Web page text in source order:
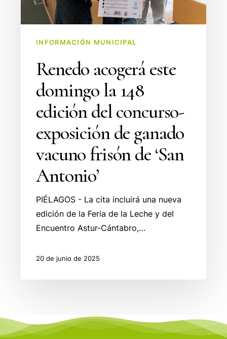
concurso-
ganado
vacuno
frisón
Antonio’
INFORMACIÓN MUNICIPAL
Renedo acogerá este
domingo la 148
edición del concurso-
exposición de ganado
vacuno frisón de ‘San
Antonio’
PIÉLAGOS - La cita incluirá una nueva
edición de la Feria de la Leche y del
Encuentro Astur-Cántabro,…
20 de junio de 2025